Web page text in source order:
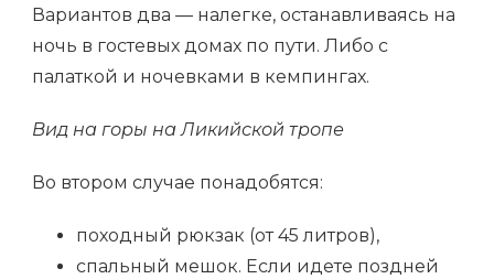
Вариантов два — налегке, останавливаясь на
ночь в гостевых домах по пути. Либо с
палаткой и ночевками в кемпингах.
Вид на горы на Ликийской тропе
Во втором случае понадобятся:
походный рюкзак (от 45 литров),
спальный мешок. Если идете поздней